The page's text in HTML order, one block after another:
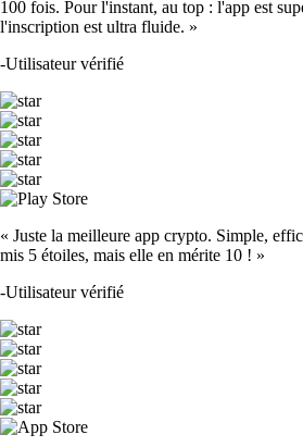
100 fois. Pour l'instant, au top : l'app est
l'inscription est ultra fluide. »
-Utilisateur vérifié
« Juste la meilleure app crypto. Simple,
mis 5 étoiles, mais elle en mérite 10 ! »
-Utilisateur vérifié